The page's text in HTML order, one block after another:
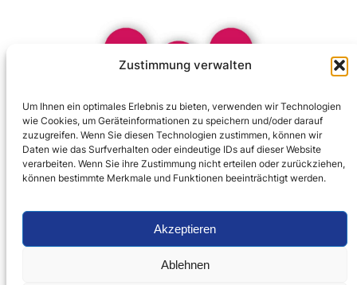
Zustimmung verwalten
Um Ihnen ein optimales Erlebnis zu bieten, verwenden wir Technologien
wie Cookies, um Geräteinformationen zu speichern und/oder darauf
zuzugreifen. Wenn Sie diesen Technologien zustimmen, können wir
Daten wie das Surfverhalten oder eindeutige IDs auf dieser Website
verarbeiten. Wenn Sie ihre Zustimmung nicht erteilen oder zurückziehen,
können bestimmte Merkmale und Funktionen beeinträchtigt werden.
Akzeptieren
Ablehnen
zur Schaffung technischer Rahmenbedingungen für
die flächendeckende Einbindung von Sirenen in eine
ausfallsichere kritische Infrastruktur